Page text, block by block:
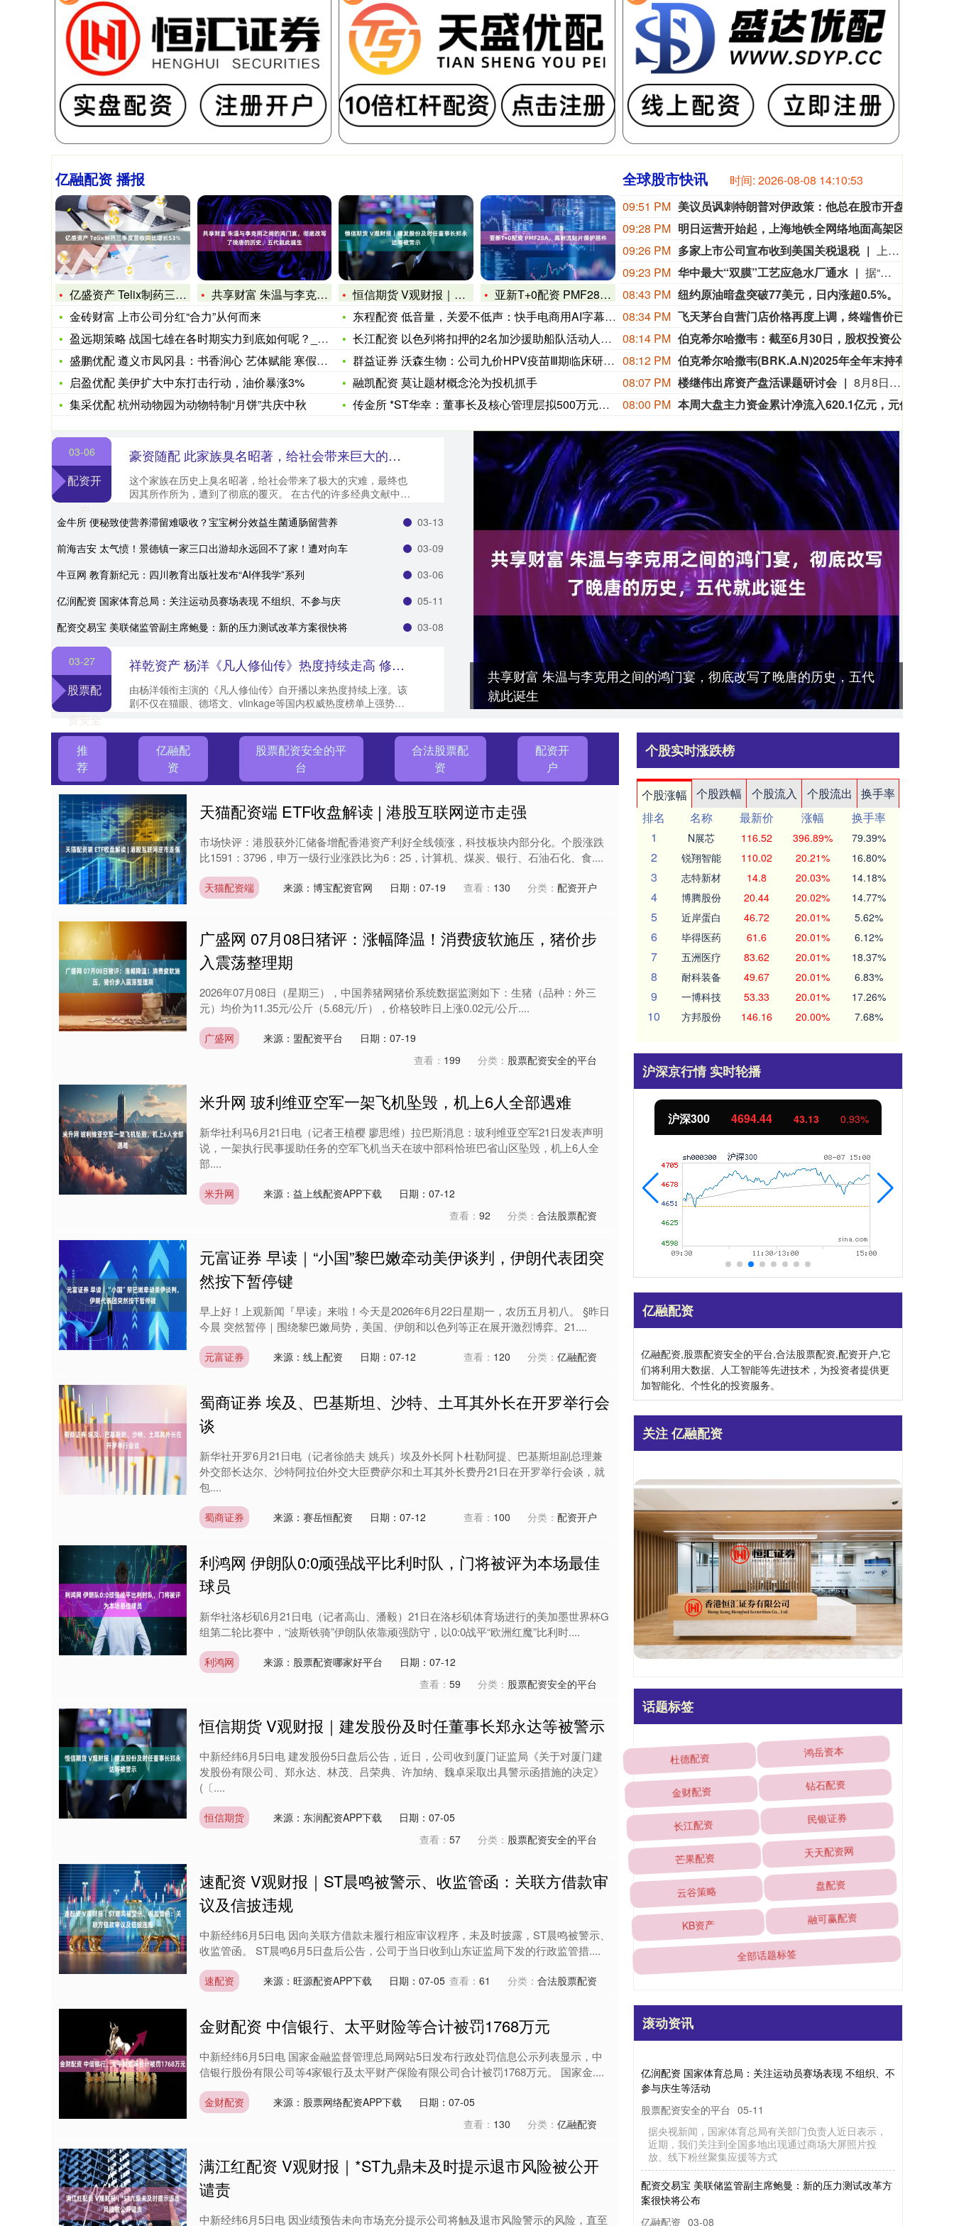
亿融配资 播报
亿盛资产 Telix制药三季度营收同比增长53%
共享财富 朱温与李克用之间的鸿门宴，彻底改写了晚唐的历史，五
金砖财富 上市公司分红“合力”从何而来
盈远期策略 战国七雄在各时期实力到底如何呢？_秦国_魏国_楚
盛鹏优配 遵义市凤冈县：书香润心 艺体赋能 寒假里解锁成长新
启盈优配 美伊扩大中东打击行动，油价暴涨3%
集采优配 杭州动物园为动物特制“月饼”共庆中秋
恒信期货 V观财报｜建发股份及时任董事长郑永达等被警示
亚新T+0配资 PMF28A，高耐流贴片保护器件
东程配资 低音量，关爱不低声：快手电商用AI字幕让直播内容被
长江配资 以色列将扣押的2名加沙援助船队活动人士驱逐出境
群益证券 沃森生物：公司九价HPV疫苗Ⅲ期临床研究的相关工作
融凯配资 莫让题材概念沦为投机抓手
传金所 *ST华幸：董事长及核心管理层拟500万元—600万
全球股市快讯 时间: 2026-08-08 14:10:54
09:51 PM
09:28 PM
09:26 PM 多家上市公司宣布收到美国关税退税
上市公司公告显示，自7月以来，多家公司宣布已经收到美国关税退税。根据美国最高法院今年2月裁定，《国际紧急经济权力法》不授权总统征收大规模关税。美国国际贸易法院随后下令海关办理相关退款。海关与边境保护局4月20日启动第一阶段退款工作，首批退款于5月11日前后发放。美国海关与边境保护局官员本月4日披露的信息显示，截至7月底，该部门已处理完毕约1000亿美元关税的退款流程并把相关信息提供给财政部用于付款。（中新社）
09:23 PM 华中最大“双膜”工艺应急水厂通水
据“三峡小微”公众号消息，8月8日，由三峡集团所属长江环保集团、武汉市水务集团等共同投资建设的华中地区规模最大的“双膜”工艺应急水厂——武汉梁子湖应急水厂并网通水，标志着武汉市江南区域正式构建起“一江一湖”双水源互为备援、灵活调度的供水新格局，为片区660万市民用水安全提供坚实保障。
08:43 PM 纽约原油暗盘突破77美元，日内涨超0.5%。
08:34 PM
08:14 PM
伯克希尔哈撒韦：截至6月30日，股权投资公允价值总额的66%集中在美国运通、苹果、美国银行、Alphabet及可口可乐这五家公司。
08:12 PM
08:07 PM 楼继伟出席资产盘活课题研讨会
8月8日上午，全球财富管理论坛在京召开“地方国有存量资产盘活进展、难点与策略”课题研讨会，楼继伟出席会议并做总结发言。楼继伟在发言中表示，盘活国有资产既是近期的当务之急，也是一项长期性的战略任务。当前我国GDP平减指数阶段性承压走低，财政维持紧平衡格局的压力持续攀升；我国税收结构以间接税为主体，税收收入增速显著弱于名义GDP增速，财政内生增收动能受限。叠加土地财政收入大幅收缩，地方隐性债务化解、长期限国债常态化发行带来的利息支出刚性上涨，收支两端压力持续凸显。综合多重现实约束来看，国有存量资产盘活并非短期应急手段，而是一项需要常态化、长效化推进的重点工作。（全球财富管理论坛）
08:00 PM
03-06
配资开
豪资随配 此家族臭名昭著，给社会带来巨大的灾祸，最终被团灭
这个家族在历史上臭名昭著，给社会带来了极大的灾难，最终也
因其所作所为，遭到了彻底的覆灭。 在古代的许多经典文献中，
金牛所 便秘致使营养滞留难吸收？宝宝树分效益生菌通肠留营养
03-13
前海吉安 太气愤！景德镇一家三口出游却永远回不了家！遭对向车
03-09
牛豆网 教育新纪元：四川教育出版社发布“AI伴我学”系列
03-06
亿润配资 国家体育总局：关注运动员赛场表现 不组织、不参与庆
05-11
配资交易宝 美联储监管副主席鲍曼：新的压力测试改革方案很快将
03-08
03-27
股票配
资安全
的平台
祥乾资产 杨洋《凡人修仙传》热度持续走高 修仙之风引追剧热潮_韩立_成功_权威
由杨洋领衔主演的《凡人修仙传》自开播以来热度持续上涨。该
剧不仅在猫眼、德塔文、vlinkage等国内权威热度榜单上强势蝉
共享财富 朱温与李克用之间的鸿门宴，彻底改写了晚唐的历史，五代
就此诞生
推
荐
亿融配
资
股票配资安全的平
台
合法股票配
资
配资开
户
天猫配资端 ETF收盘解读 | 港股互联网逆市走强
市场快评：港股获外汇储备增配香港资产利好全线领涨，科技板块内部分化。个股涨跌
比1591：3796，申万一级行业涨跌比为6：25，计算机、煤炭、银行、石油石化、食....
天猫配资端 来源：博宝配资官网 日期：07-19 查看： 130 分类： 配资开户
广盛网 07月08日猪评：涨幅降温！消费疲软施压，猪价步
入震荡整理期
2026年07月08日（星期三），中国养猪网猪价系统数据监测如下：生猪（品种：外三
元）均价为11.35元/公斤（5.68元/斤），价格较昨日上涨0.02元/公斤....
广盛网 来源：盟配资平台
日期：07-19
查看： 199 分类： 股票配资安全的平台
米升网 玻利维亚空军一架飞机坠毁，机上6人全部遇难
新华社利马6月21日电（记者王植樱 廖思维）拉巴斯消息：玻利维亚空军21日发表声明
说，一架执行民事援助任务的空军飞机当天在玻中部科恰班巴省山区坠毁，机上6人全
部....
米升网 来源：益上线配资APP下载
日期：07-12
查看： 92 分类： 合法股票配资
元富证券 早读｜“小国”黎巴嫩牵动美伊谈判，伊朗代表团突
然按下暂停键
早上好！上观新闻『早读』来啦！今天是2026年6月22日星期一，农历五月初八。 §昨日
今晨 突然暂停｜围绕黎巴嫩局势，美国、伊朗和以色列等正在展开激烈博弈。21....
元富证券 来源：线上配资 日期：07-12 查看： 120 分类： 亿融配资
蜀商证券 埃及、巴基斯坦、沙特、土耳其外长在开罗举行会
谈
新华社开罗6月21日电（记者徐皓夫 姚兵）埃及外长阿卜杜勒阿提、巴基斯坦副总理兼
外交部长达尔、沙特阿拉伯外交大臣费萨尔和土耳其外长费丹21日在开罗举行会谈，就
包....
蜀商证券 来源：赛岳恒配资 日期：07-12 查看： 100 分类： 配资开户
利鸿网 伊朗队0:0顽强战平比利时队，门将被评为本场最佳
球员
新华社洛杉矶6月21日电（记者高山、潘毅）21日在洛杉矶体育场进行的美加墨世界杯G
组第二轮比赛中，“波斯铁骑”伊朗队依靠顽强防守，以0:0战平“欧洲红魔”比利时....
利鸿网 来源：股票配资哪家好平台
日期：07-12
查看： 59 分类： 股票配资安全的平台
恒信期货 V观财报｜建发股份及时任董事长郑永达等被警示
中新经纬6月5日电 建发股份5日盘后公告，近日，公司收到厦门证监局《关于对厦门建
发股份有限公司、郑永达、林茂、吕荣典、许加纳、魏卓采取出具警示函措施的决定》
(〔....
恒信期货 来源：东润配资APP下载
日期：07-05
查看： 57 分类： 股票配资安全的平台
速配资 V观财报｜ST晨鸣被警示、收监管函：关联方借款审
议及信披违规
中新经纬6月5日电 因向关联方借款未履行相应审议程序，未及时披露，ST晨鸣被警示、
收监管函。 ST晨鸣6月5日盘后公告，公司于当日收到山东证监局下发的行政监管措....
速配资 来源：旺源配资APP下载 日期：07-05 查看： 61 分类： 合法股票配资
金财配资 中信银行、太平财险等合计被罚1768万元
中新经纬6月5日电 国家金融监督管理总局网站5日发布行政处罚信息公示列表显示，中
信银行股份有限公司等4家银行及太平财产保险有限公司合计被罚1768万元。 国家金....
金财配资 来源：股票网络配资APP下载
日期：07-05
查看： 130 分类： 亿融配资
满江红配资 V观财报｜*ST九鼎未及时提示退市风险被公开
谴责
中新经纬6月5日电 因业绩预告未向市场充分提示公司将触及退市风险警示的风险，直至
个股实时涨跌榜
个股涨幅 个股跌幅 个股流入 个股流出
换手率
排名
名称 最新价 涨幅
换手率
1
N展芯 116.52 396.89% 79.39%
2 锐翔智能 110.02 20.21% 16.80%
3 志特新材 14.8 20.03% 14.18%
4 博腾股份 20.44 20.02% 14.77%
5 近岸蛋白 46.72 20.01% 5.62%
6 毕得医药 61.6 20.01% 6.12%
7 五洲医疗 83.62 20.01% 18.37%
8 耐科装备 49.67 20.01% 6.83%
9 一博科技 53.33 20.01% 17.26%
10 方邦股份 146.16 20.00% 7.68%
沪深京行情 实时轮播
1.02% 深证成指 北证50 1134.24 11.37 1.01%
亿融配资
亿融配资,股票配资安全的平台,合法股票配资,配资开户,它
们将利用大数据、人工智能等先进技术，为投资者提供更
加智能化、个性化的投资服务。
关注 亿融配资
话题标签
杜德配资 鸿岳资本
金财配资 钻石配资
长江配资 民银证券
芒果配资 天天配资网
云谷策略 盘配资
KB资产 融可赢配资
全部话题标签
滚动资讯
亿
润
配
资
国
家
体
育
总
局
：
关
注
运
动
员
赛
场
表
现
不
组
织
、
不
参
与
庆
生
等
活
动
股票配资安全的平台 05-11
据
央
视
新
闻
，
国
家
体
育
总
局
有
关
部
门
负
责
人
近
日
表
示
，
近
期
，
我
们
关
注
到
全
国
多
地
出
现
通
过
商
场
大
屏
照
片
投
放
、
线
下
粉
丝
聚
集
应
援
等
方
式
配
资
交
易
宝
美
联
储
监
管
副
主
席
鲍
曼
：
新
的
压
力
测
试
改
革
方
案
很
快
将
公
布
亿融配资03-08